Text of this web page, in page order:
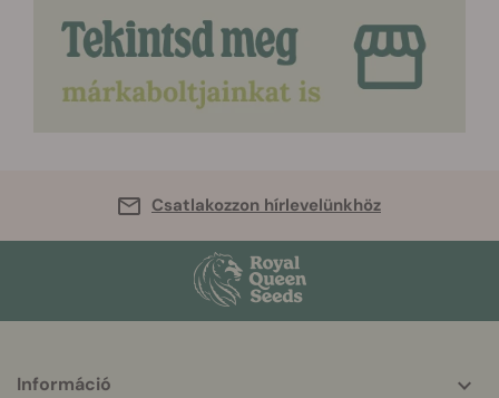
Csatlakozzon hírlevelünkhöz
Információ